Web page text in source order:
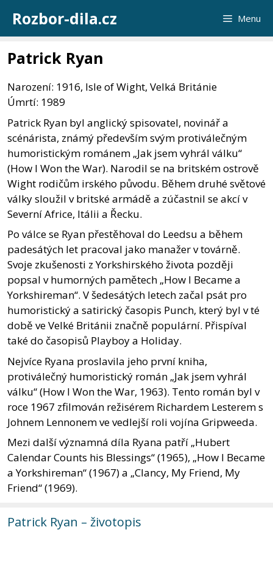
obsah
Rozbor-dila.cz Menu
Patrick Ryan
Narození: 1916, Isle of Wight, Velká Británie
Úmrtí: 1989
Patrick Ryan byl anglický spisovatel, novinář a
scénárista, známý především svým protiválečným
humoristickým románem „Jak jsem vyhrál válku“
(How I Won the War). Narodil se na britském ostrově
Wight rodičům irského původu. Během druhé světové
války sloužil v britské armádě a zúčastnil se akcí v
Severní Africe, Itálii a Řecku.
Po válce se Ryan přestěhoval do Leedsu a během
padesátých let pracoval jako manažer v továrně.
Svoje zkušenosti z Yorkshirského života později
popsal v humorných pamětech „How I Became a
Yorkshireman“. V šedesátých letech začal psát pro
humoristický a satirický časopis Punch, který byl v té
době ve Velké Británii značně populární. Přispíval
také do časopisů Playboy a Holiday.
Nejvíce Ryana proslavila jeho první kniha,
protiválečný humoristický román „Jak jsem vyhrál
válku“ (How I Won the War, 1963). Tento román byl v
roce 1967 zfilmován režisérem Richardem Lesterem s
Johnem Lennonem ve vedlejší roli vojína Gripweeda.
Mezi další významná díla Ryana patří „Hubert
Calendar Counts his Blessings“ (1965), „How I Became
a Yorkshireman“ (1967) a „Clancy, My Friend, My
Friend“ (1969).
Patrick Ryan – životopis